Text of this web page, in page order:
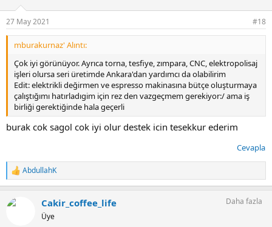
27 May 2021 #18
mburakurnaz' Alıntı:
Çok iyi görünüyor. Ayrıca torna, tesfiye, zımpara, CNC, elektropolisaj
işleri olursa seri üretimde Ankara'dan yardımcı da olabilirim
Edit: elektrikli değirmen ve espresso makinasına bütçe oluşturmaya
çalıştığımı hatırladıgim için rez den vazgeçmem gerekiyor:/ ama iş
birliği gerektiğinde hala geçerli
burak cok sagol cok iyi olur destek icin tesekkur ederim
Cevapla
T
e
k
AbdullahK
Cakir_coffee_life
Üye
Daha fazla